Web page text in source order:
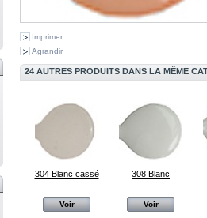
Imprimer
Agrandir
24 AUTRES PRODUITS DANS LA MÊME
304 Blanc cassé
Voir
308 Blanc
Voir